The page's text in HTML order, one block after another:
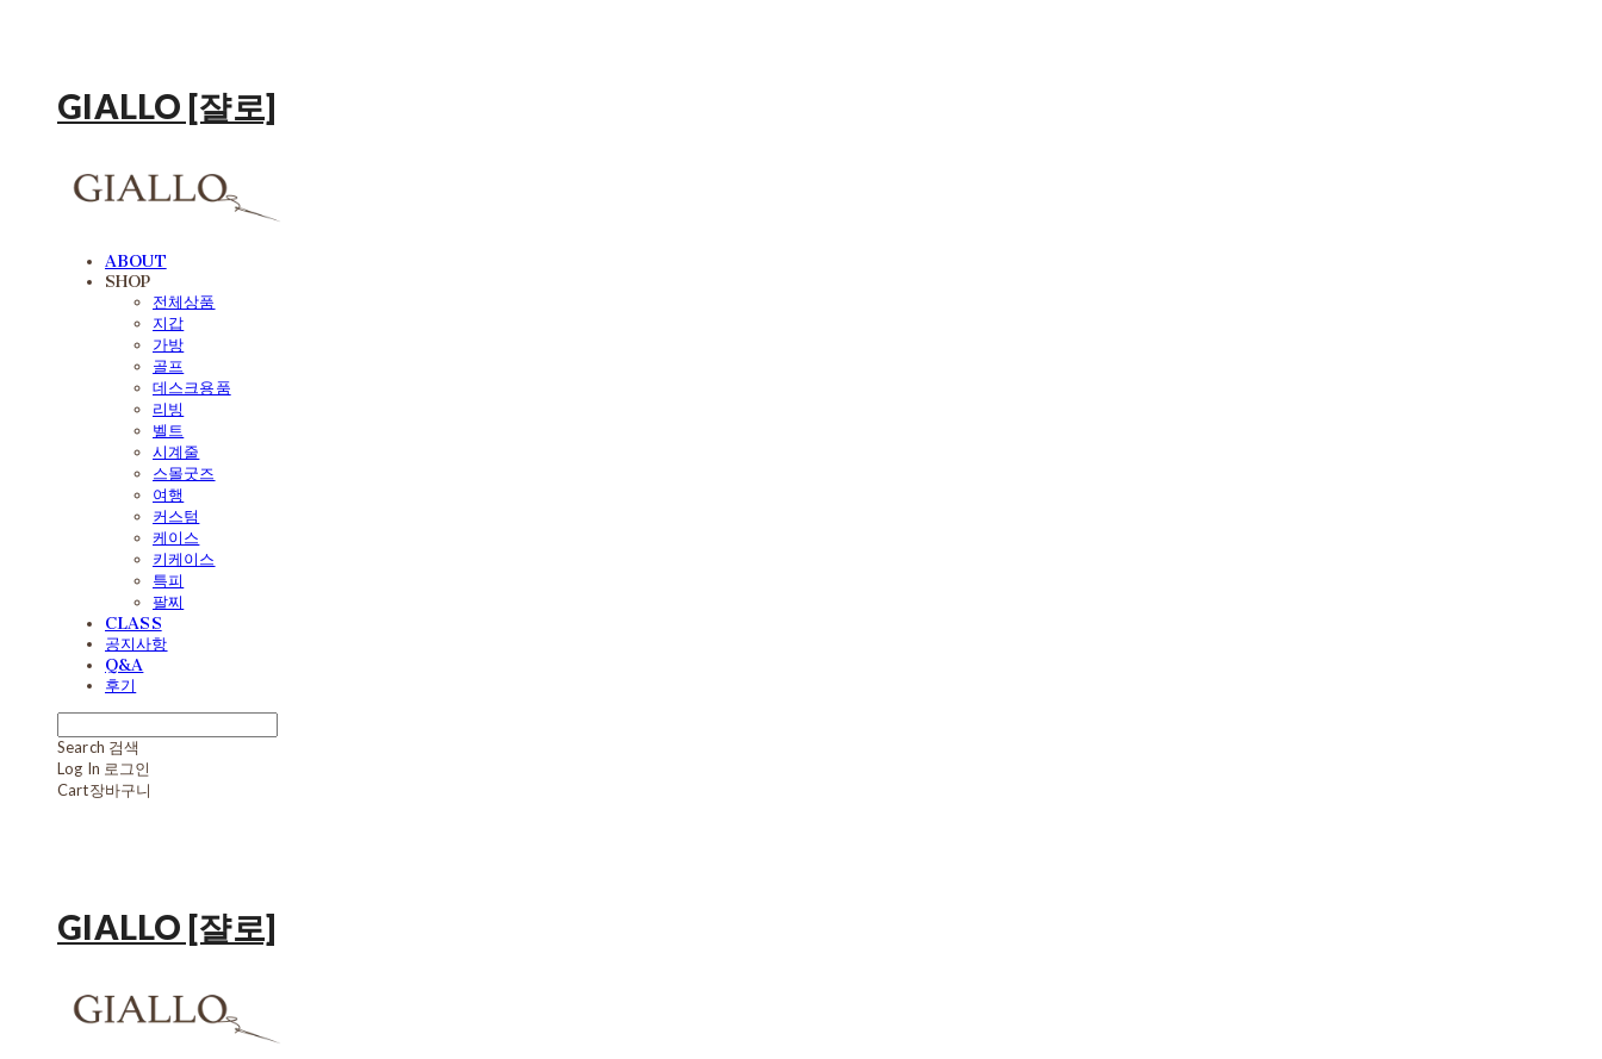
GIALLO [쟐로]
ABOUT
SHOP
전체상품
지갑
가방
골프
데스크용품
리빙
벨트
시계줄
스몰굿즈
여행
커스텀
케이스
키케이스
특피
팔찌
CLASS
공지사항
Q&A
후기
Search 검색
Log In 로그인
Cart장바구니
GIALLO [쟐로]